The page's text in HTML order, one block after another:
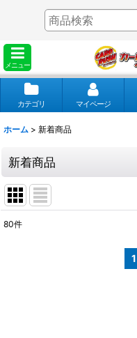
メニュー
カテゴリ マイページ
ホーム > 新着商品
新着商品
80件
1